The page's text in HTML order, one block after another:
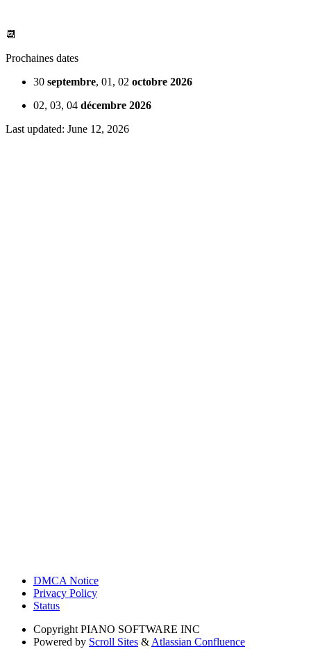
📆
Prochaines dates
30 septembre, 01, 02 octobre 2026
02, 03, 04 décembre 2026
Last updated: June 12, 2026
DMCA Notice
Privacy Policy
Status
Copyright PIANO SOFTWARE INC
Powered by Scroll Sites & Atlassian Confluence